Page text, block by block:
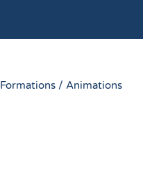
Formations / Animations